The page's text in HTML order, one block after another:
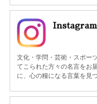
Instagram
文化・学問・芸術・スポー
てこられた方々の名言をお
に、心の糧になる言葉を見